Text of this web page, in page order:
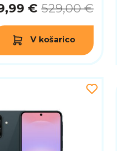
€ 529,00 €
V košarico